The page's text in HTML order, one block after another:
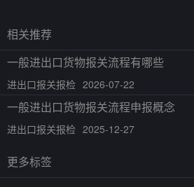
相关推荐
一般进出口货物报关流程有哪些
进出口报关报检 2026-07-22
一般进出口货物报关流程申报概念
进出口报关报检 2025-12-27
更多标签